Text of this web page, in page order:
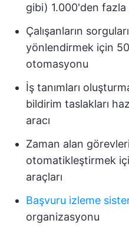
gibi) 1.000'den
Çalışanların
yönlendirmek için
otomasyonu
İş tanımları
bildirim taslakları
aracı
Zaman alan
otomatikleştirmek
araçları
Başvuru izleme
organizasyonu